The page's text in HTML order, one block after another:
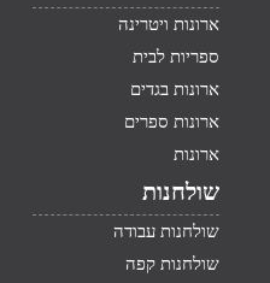
ארונות ויטרינה
ספריות לבית
ארונות בגדים
ארונות ספרים
ארונות
שולחנות
שולחנות עבודה
שולחנות קפה